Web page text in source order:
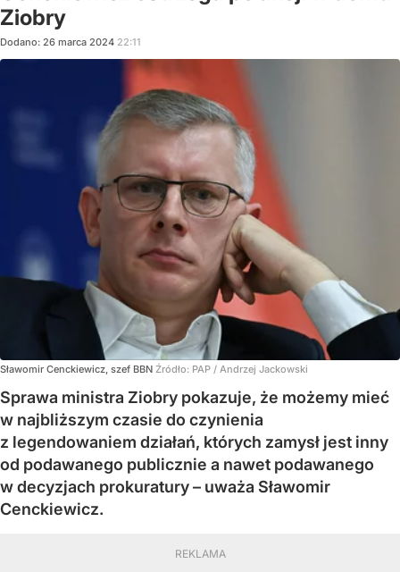
Ziobry
Dodano: 26 marca 2024 22:11
Sławomir Cenckiewicz, szef BBN Źródło: PAP / Andrzej Jackowski
Sprawa ministra Ziobry pokazuje, że możemy mieć
w najbliższym czasie do czynienia
z legendowaniem działań, których zamysł jest inny
od podawanego publicznie a nawet podawanego
w decyzjach prokuratury – uważa Sławomir
Cenckiewicz.